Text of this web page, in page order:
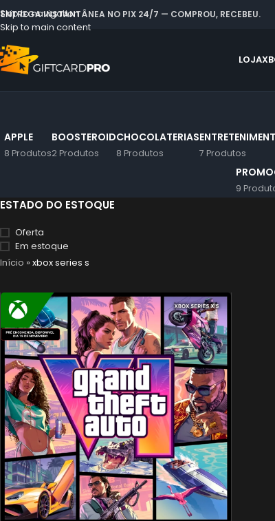
Skip to navigation
Skip to main content
ENTREGA INSTANTÂNEA NO PIX 24/7 — COMPROU, RECEBEU.
LOJA
APPLE
8 Produtos
BOOSTEROID
2 Produtos
CHOCOLATERIAS
8 Produtos 7 Produtos
9
ESTADO DO ESTOQUE
Oferta
Em estoque
Início »xbox series s